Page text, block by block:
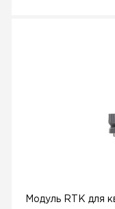
Модуль RTK для